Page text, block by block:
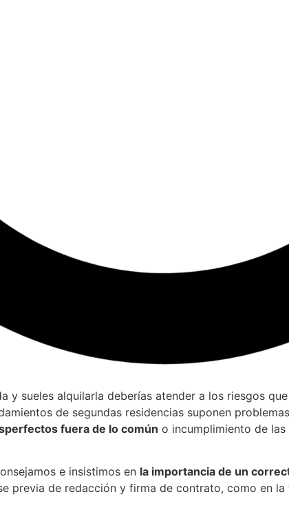
y sueles alquilarla deberías atender a los riesgos
de segundas residencias suponen
fuera de lo común o incumplimiento de
e insistimos en la importancia de un
previa de redacción y firma de contrato, como en